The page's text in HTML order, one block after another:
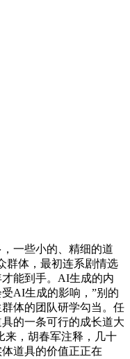
一些小的、精细的道
群体，最初连系剧情选
能到手。AI生成的内
AI生成的影响，”别的
体的团队研学勾当。任
的一条可行的成长道大
来，胡春军注释，几十
道具的价值正正在